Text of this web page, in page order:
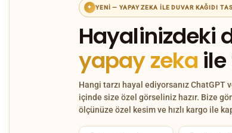
✦ YENI — YAPAY ZEKA ILE DUVAR KAĞIDI
Hayalinizdeki
yapay zeka
Hangi tarzı hayal ediyorsanız
içinde size özel görseliniz hazır. Bize
ölçünüze özel kesim ve hızlı kargo ile